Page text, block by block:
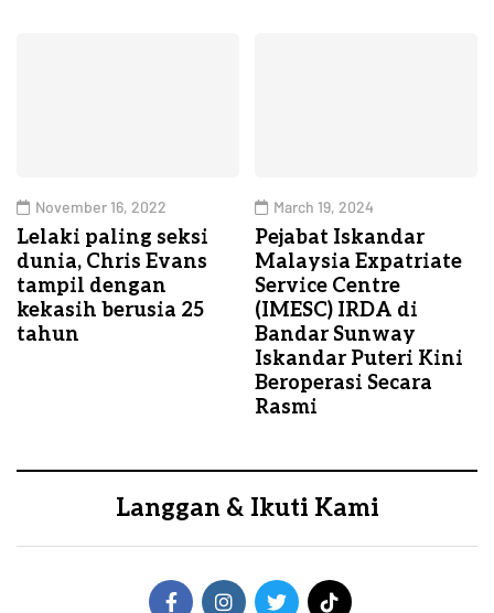
November 16, 2022
Lelaki paling seksi
dunia, Chris Evans
tampil dengan
kekasih berusia 25
tahun
March 19, 2024
Pejabat Iskandar
Malaysia Expatriate
Service Centre
(IMESC) IRDA di
Bandar Sunway
Iskandar Puteri Kini
Beroperasi Secara
Rasmi
Langgan & Ikuti Kami